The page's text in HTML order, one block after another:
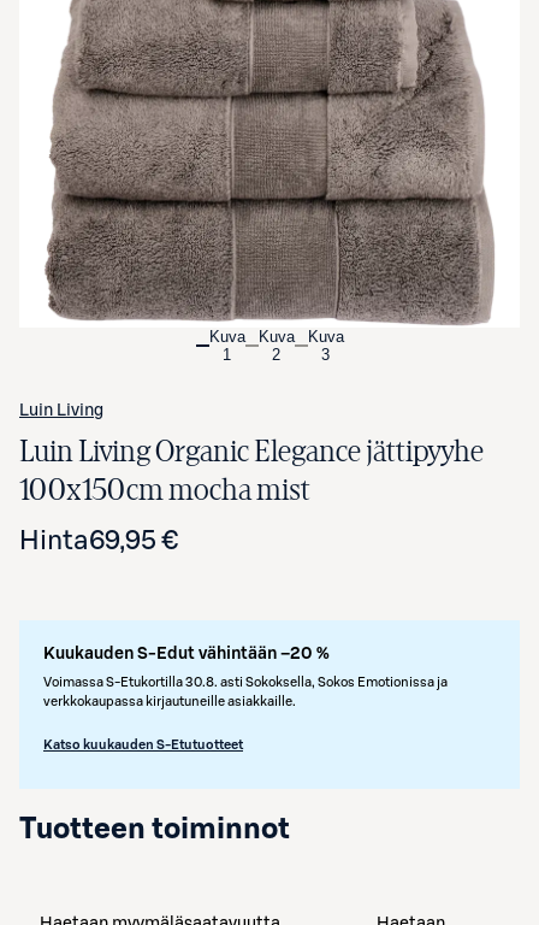
Avaa tuotekuva suurennettuna
Kuva
1
Kuva
2
Kuva
3
Luin Living
Luin Living Organic Elegance jättipyyhe
100x150cm mocha mist
Hinta69,95 €
Kuukauden S-Edut vähintään –20 %
Voimassa S-Etukortilla 30.8. asti Sokoksella, Sokos Emotionissa ja
verkkokaupassa kirjautuneille asiakkaille.
Katso kuukauden S-Etutuotteet
Tuotteen toiminnot